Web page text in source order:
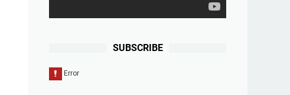
SUBSCRIBE